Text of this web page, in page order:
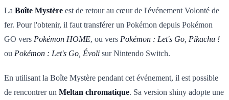
La Boîte Mystère est de retour au cœur de l'événement Volonté de
fer. Pour l'obtenir, il faut transférer un Pokémon depuis Pokémon
GO vers Pokémon HOME, ou vers Pokémon : Let's Go, Pikachu !
ou Pokémon : Let's Go, Évoli sur Nintendo Switch.
En utilisant la Boîte Mystère pendant cet événement, il est possible
de rencontrer un Meltan chromatique. Sa version shiny adopte une